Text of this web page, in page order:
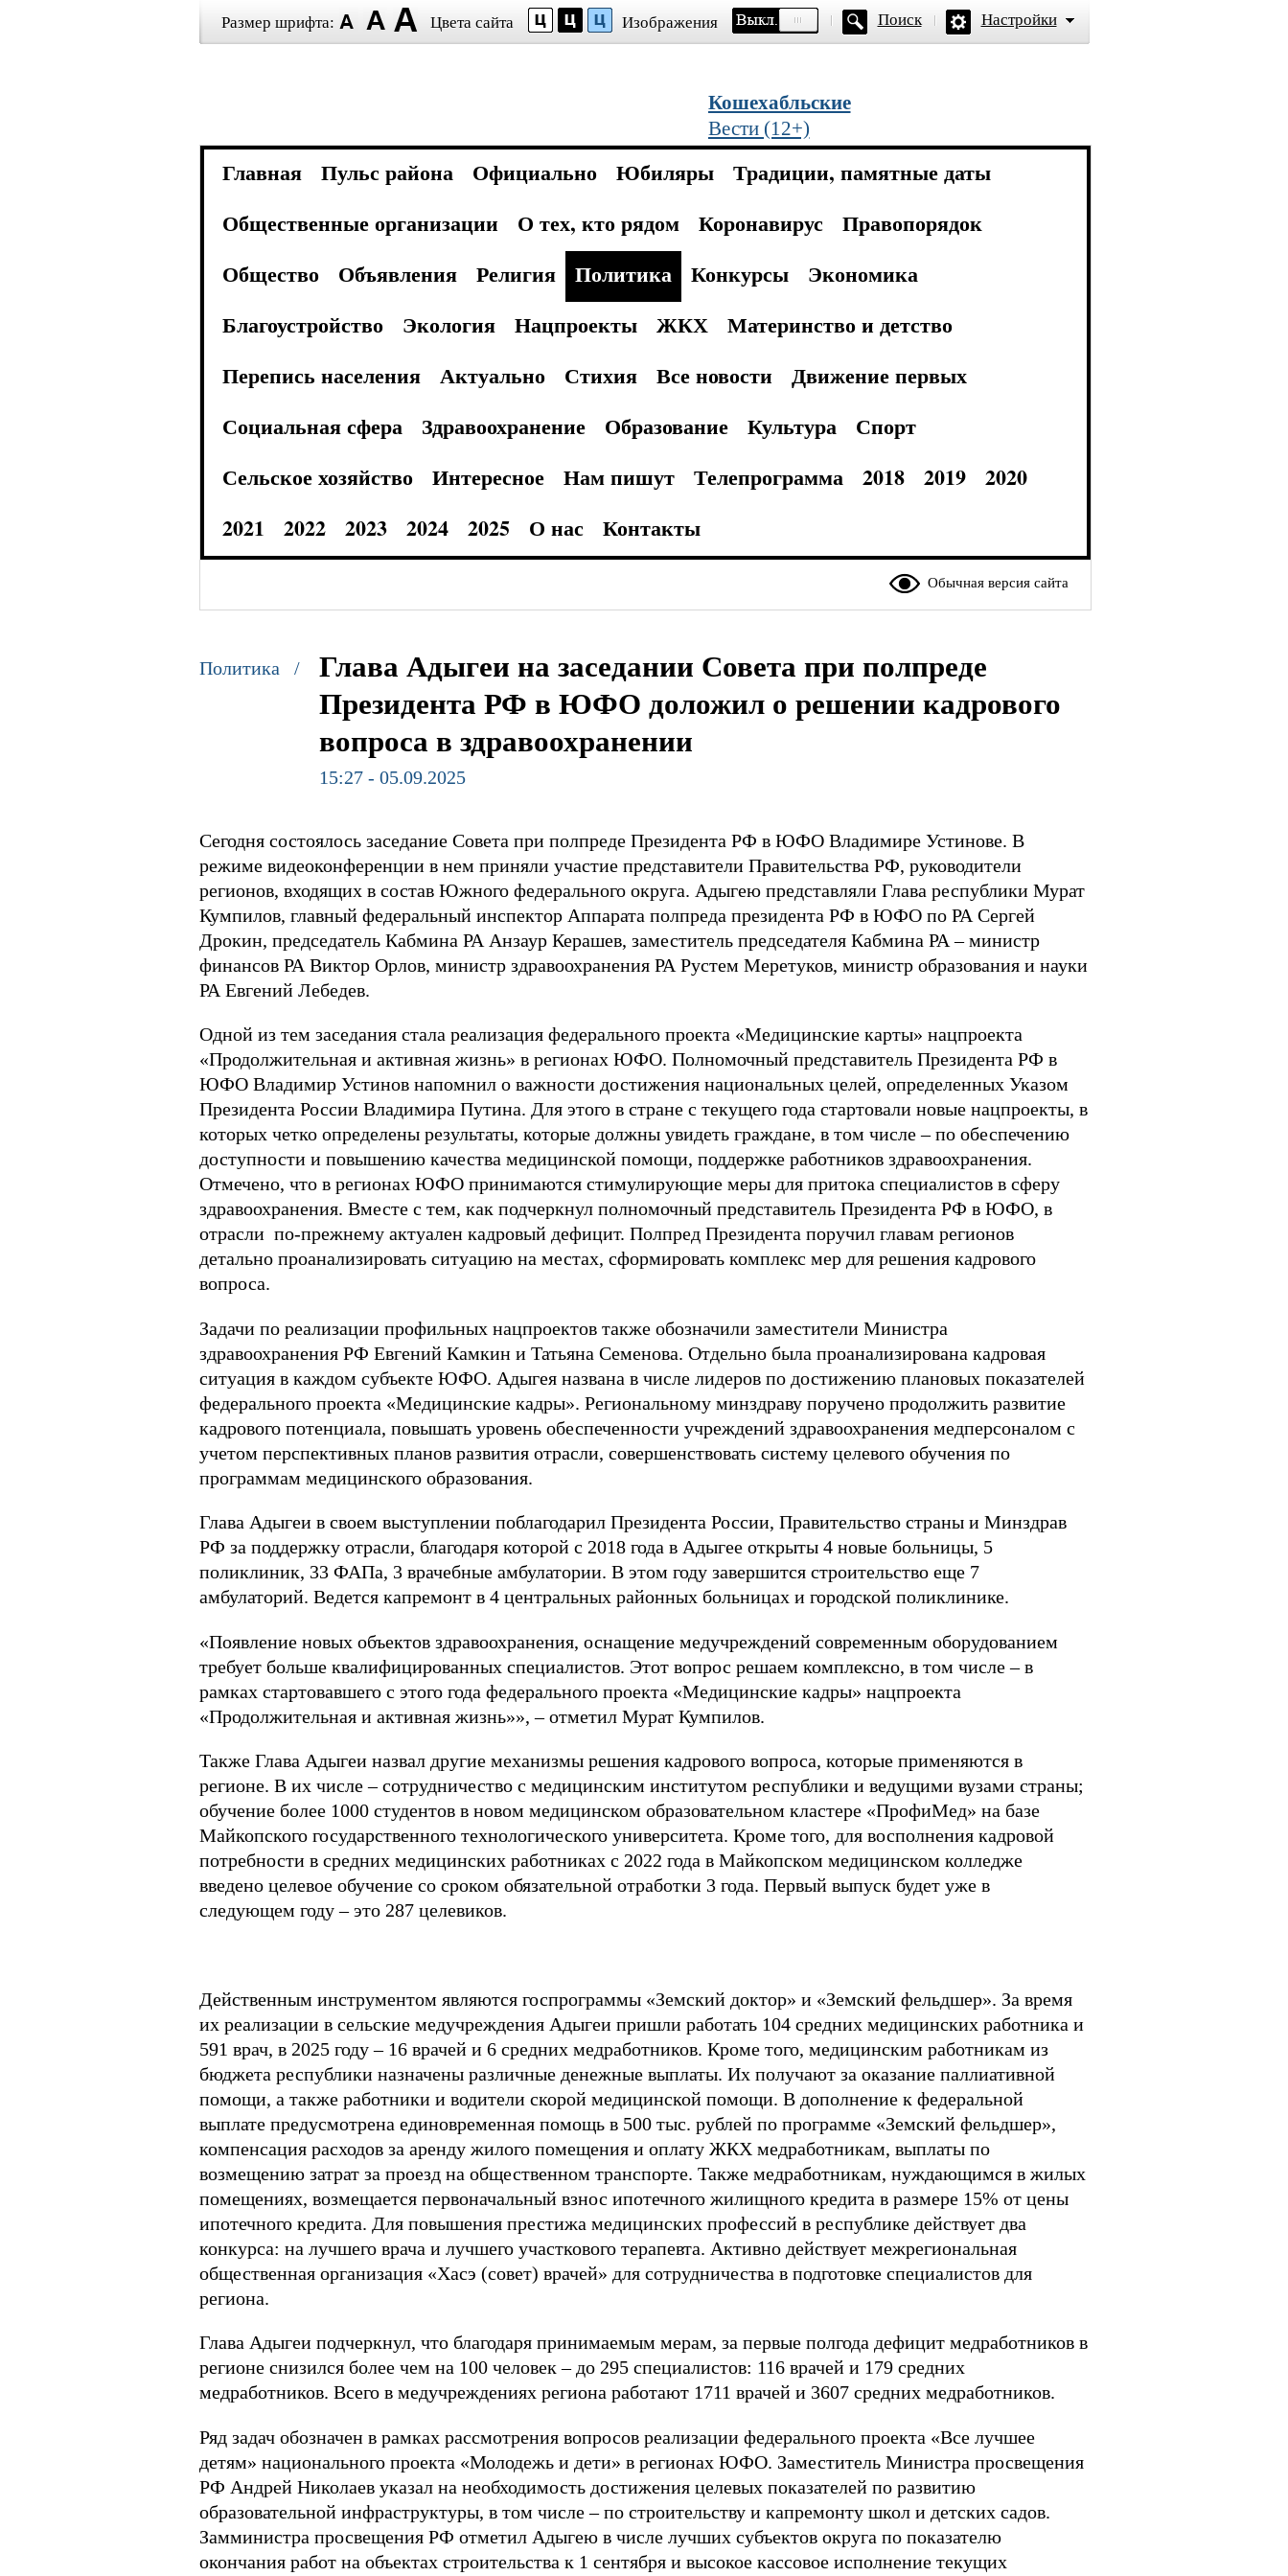
Размер шрифта: Цвета сайта Изображения Поиск Настройки
Кошехабльские
Вести (12+)
Главная Пульс района Официально Юбиляры
Традиции, памятные даты
Общественные организации
О тех, кто рядом Коронавирус
Правопорядок
Общество
Объявления Религия Политика Конкурсы
Экономика
Благоустройство
Экология Нацпроекты ЖКХ
Материнство и детство
Перепись населения
Актуально Стихия Все новости
Движение первых
Социальная сфера
Здравоохранение Образование Культура
Спорт
Сельское хозяйство
Интересное Нам пишут Телепрограмма 2018 2019
2020
2021
2022 2023 2024 2025 О нас Контакты
Обычная версия сайта
Политика /
Глава Адыгеи на заседании Совета при полпреде
Президента РФ в ЮФО доложил о решении кадрового
вопроса в здравоохранении
15:27 - 05.09.2025
Сегодня состоялось заседание Совета при полпреде Президента РФ в ЮФО Владимире Устинове. В
режиме видеоконференции в нем приняли участие представители Правительства РФ, руководители
регионов, входящих в состав Южного федерального округа. Адыгею представляли Глава республики Мурат
Кумпилов, главный федеральный инспектор Аппарата полпреда президента РФ в ЮФО по РА Сергей
Дрокин, председатель Кабмина РА Анзаур Керашев, заместитель председателя Кабмина РА – министр
финансов РА Виктор Орлов, министр здравоохранения РА Рустем Меретуков, министр образования и науки
РА Евгений Лебедев.
Одной из тем заседания стала реализация федерального проекта «Медицинские карты» нацпроекта
«Продолжительная и активная жизнь» в регионах ЮФО. Полномочный представитель Президента РФ в
ЮФО Владимир Устинов напомнил о важности достижения национальных целей, определенных Указом
Президента России Владимира Путина. Для этого в стране с текущего года стартовали новые нацпроекты, в
которых четко определены результаты, которые должны увидеть граждане, в том числе – по обеспечению
доступности и повышению качества медицинской помощи, поддержке работников здравоохранения.
Отмечено, что в регионах ЮФО принимаются стимулирующие меры для притока специалистов в сферу
здравоохранения. Вместе с тем, как подчеркнул полномочный представитель Президента РФ в ЮФО, в
отрасли по-прежнему актуален кадровый дефицит. Полпред Президента поручил главам регионов
детально проанализировать ситуацию на местах, сформировать комплекс мер для решения кадрового
вопроса.
Задачи по реализации профильных нацпроектов также обозначили заместители Министра
здравоохранения РФ Евгений Камкин и Татьяна Семенова. Отдельно была проанализирована кадровая
ситуация в каждом субъекте ЮФО. Адыгея названа в числе лидеров по достижению плановых показателей
федерального проекта «Медицинские кадры». Региональному минздраву поручено продолжить развитие
кадрового потенциала, повышать уровень обеспеченности учреждений здравоохранения медперсоналом с
учетом перспективных планов развития отрасли, совершенствовать систему целевого обучения по
программам медицинского образования.
Глава Адыгеи в своем выступлении поблагодарил Президента России, Правительство страны и Минздрав
РФ за поддержку отрасли, благодаря которой с 2018 года в Адыгее открыты 4 новые больницы, 5
поликлиник, 33 ФАПа, 3 врачебные амбулатории. В этом году завершится строительство еще 7
амбулаторий. Ведется капремонт в 4 центральных районных больницах и городской поликлинике.
«Появление новых объектов здравоохранения, оснащение медучреждений современным оборудованием
требует больше квалифицированных специалистов. Этот вопрос решаем комплексно, в том числе – в
рамках стартовавшего с этого года федерального проекта «Медицинские кадры» нацпроекта
«Продолжительная и активная жизнь»», – отметил Мурат Кумпилов.
Также Глава Адыгеи назвал другие механизмы решения кадрового вопроса, которые применяются в
регионе. В их числе – сотрудничество с медицинским институтом республики и ведущими вузами страны;
обучение более 1000 студентов в новом медицинском образовательном кластере «ПрофиМед» на базе
Майкопского государственного технологического университета. Кроме того, для восполнения кадровой
потребности в средних медицинских работниках с 2022 года в Майкопском медицинском колледже
введено целевое обучение со сроком обязательной отработки 3 года. Первый выпуск будет уже в
следующем году – это 287 целевиков.
Действенным инструментом являются госпрограммы «Земский доктор» и «Земский фельдшер». За время
их реализации в сельские медучреждения Адыгеи пришли работать 104 средних медицинских работника и
591 врач, в 2025 году – 16 врачей и 6 средних медработников. Кроме того, медицинским работникам из
бюджета республики назначены различные денежные выплаты. Их получают за оказание паллиативной
помощи, а также работники и водители скорой медицинской помощи. В дополнение к федеральной
выплате предусмотрена единовременная помощь в 500 тыс. рублей по программе «Земский фельдшер»,
компенсация расходов за аренду жилого помещения и оплату ЖКХ медработникам, выплаты по
возмещению затрат за проезд на общественном транспорте. Также медработникам, нуждающимся в жилых
помещениях, возмещается первоначальный взнос ипотечного жилищного кредита в размере 15% от цены
ипотечного кредита. Для повышения престижа медицинских профессий в республике действует два
конкурса: на лучшего врача и лучшего участкового терапевта. Активно действует межрегиональная
общественная организация «Хасэ (совет) врачей» для сотрудничества в подготовке специалистов для
региона.
Глава Адыгеи подчеркнул, что благодаря принимаемым мерам, за первые полгода дефицит медработников в
регионе снизился более чем на 100 человек – до 295 специалистов: 116 врачей и 179 средних
медработников. Всего в медучреждениях региона работают 1711 врачей и 3607 средних медработников.
Ряд задач обозначен в рамках рассмотрения вопросов реализации федерального проекта «Все лучшее
детям» национального проекта «Молодежь и дети» в регионах ЮФО. Заместитель Министра просвещения
РФ Андрей Николаев указал на необходимость достижения целевых показателей по развитию
образовательной инфраструктуры, в том числе – по строительству и капремонту школ и детских садов.
Замминистра просвещения РФ отметил Адыгею в числе лучших субъектов округа по показателю
окончания работ на объектах строительства к 1 сентября и высокое кассовое исполнение текущих